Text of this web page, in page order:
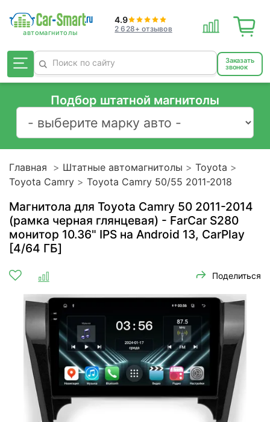
4.9
2 628+ отзывов
Заказать
звонок
Подбор штатной магнитолы
Главная Штатные автомагнитолы
Toyota
Toyota Camry
Toyota Camry 50/55 2011-2018
Магнитола для Toyota Camry 50 2011-2014
(рамка черная глянцевая) - FarCar S280
монитор 10.36" IPS на Android 13, CarPlay
[4/64 ГБ]
Поделиться